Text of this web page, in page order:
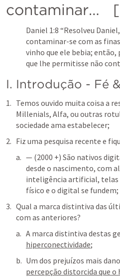
contaminar…   [
Daniel 1:8 “Resolveu
contaminar-se com as
vinho que ele bebia; então,
que lhe permitisse não
I. Introdução - Fé
Temos ouvido muita coisa a
Millenials, Alfa, ou outras
sociedade ama estabelecer;
Fiz uma pesquisa recente e
— (2000 +) São nativos
desde o nascimento, com
inteligência artificial, telas
físico e o digital se fundem;
Qual a marca distintiva das
com as anteriores?
hiperconectividade;
Um dos prejuízos mais
percepção distorcida que